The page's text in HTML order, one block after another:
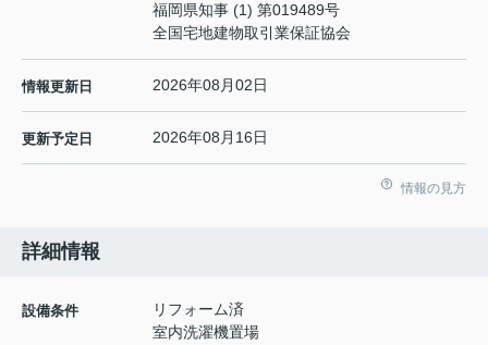
福岡県知事 (1) 第019489号
全国宅地建物取引業保証協会
情報更新日 2026年08月02日
更新予定日 2026年08月16日
情報の見方
詳細情報
設備条件
リフォーム済
室内洗濯機置場